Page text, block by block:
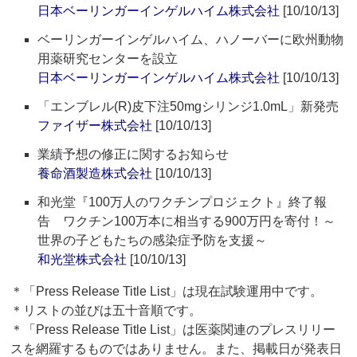
日本ベーリンガーインゲルハイム株式会社 [10/10/13]
ベーリンガーインゲルハイム、ハノーバーに欧州動物
用薬研究センターを設立
日本ベーリンガーインゲルハイム株式会社 [10/10/13]
「エンブレル(R)皮下注50mgシリンジ1.0mL」新発売
ファイザー株式会社 [10/10/13]
業績予想の修正に関するお知らせ
養命酒製造株式会社 [10/10/13]
和光堂『100万人のワクチンプロジェクト』終了報
告 ワクチン100万本に相当する900万円を寄付！～
世界の子どもたちの感染症予防を支援～
和光堂株式会社 [10/10/13]
＊「Press Release Title List」は現在試験運用中です。
＊リストの並びは五十音順です。
＊「Press Release Title List」は医薬関連のプレスリリー
スを網羅するものではありません。また、掲載日が発表日